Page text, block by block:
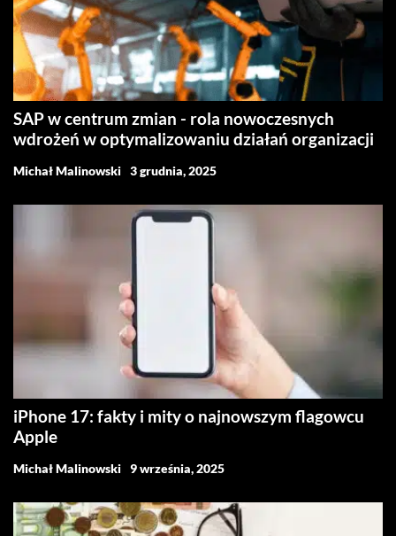
SAP w centrum zmian - rola nowoczesnych
wdrożeń w optymalizowaniu działań organizacji
Michał Malinowski 3 grudnia, 2025
iPhone 17: fakty i mity o najnowszym flagowcu
Apple
Michał Malinowski 9 września, 2025